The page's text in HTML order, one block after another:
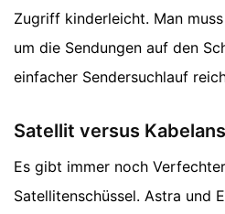
Zugriff kinderleicht. Man
um die Sendungen auf den
einfacher Sendersuchlauf
Satellit versus
Es gibt immer noch
Satellitenschüssel. Astra und